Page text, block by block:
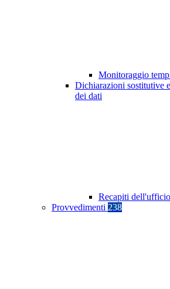
Monitoraggio
Dichiarazioni sostitutive
dei dati
Recapiti
Provvedimenti 238